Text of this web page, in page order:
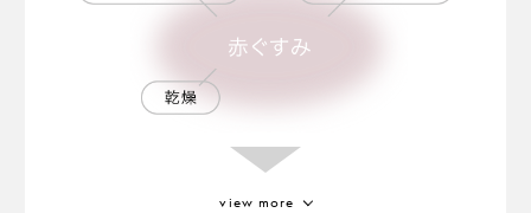
view more